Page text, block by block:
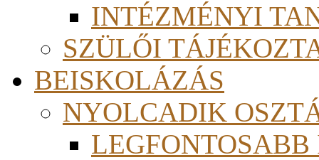
INTÉZMÉNYI
SZÜLŐI
BEISKOLÁZÁS
NYOLCADIK